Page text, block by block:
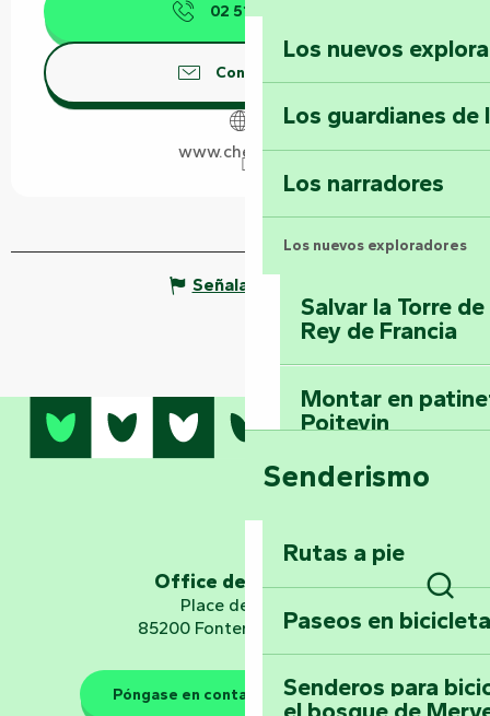
Los nuevos
Los guardianes de
Los narradores
Los nuevos exploradores
Salvar la Torre
Rey de Francia
Montar en
Poitevin
Domine los
Vouvant
Embárquese en
Planetario
Senderismo
Rutas a pie
Paseos en
Senderos para
02 51 51 75
Contáctenos
www.chezjb.com
Señalar un error
Office de tourisme
Place de Verdun
85200 Fontenay-le-Comte
Póngase en contacto con nosotros